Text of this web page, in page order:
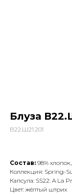
Блуза
В22.Ш21.201
Состав: 98%
Коллекция: Spring-
Капсула: SS22: A La
Цвет: жёлтый штрих